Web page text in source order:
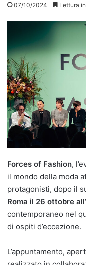
07/10/2024 Lettura
Forces of Fashion,
il mondo della moda
protagonisti, dopo il
Roma il 26 ottobre
contemporaneo nel
di ospiti d’eccezione.
L’appuntamento,